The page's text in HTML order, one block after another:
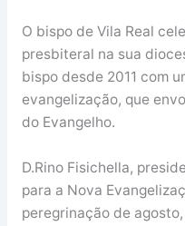
O bispo de Vila Real
presbiteral na sua
bispo desde 2011 com
evangelização, que
do Evangelho.
D.Rino Fisichella,
para a Nova
peregrinação de